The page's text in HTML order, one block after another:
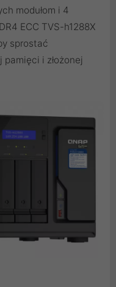
modułom i 4
ECC TVS-h1288X
sprostać
i złożonej